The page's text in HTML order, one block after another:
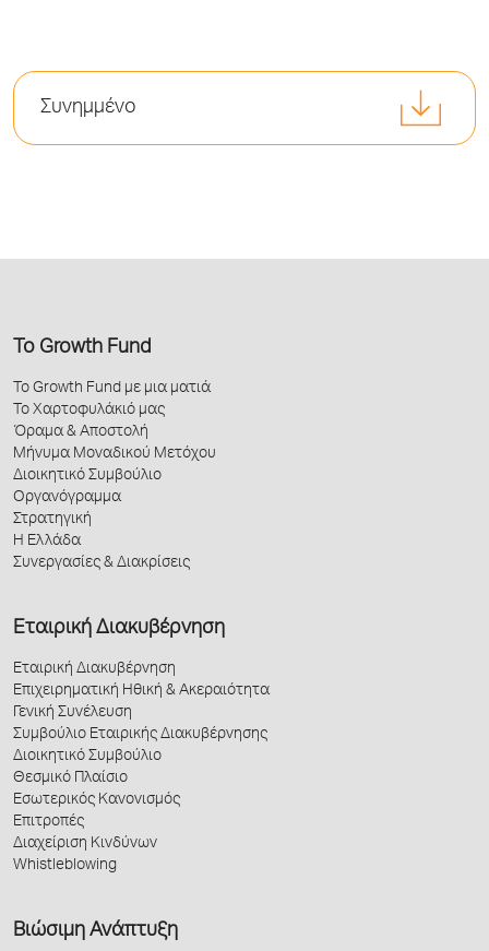
Συνημμένο
Το Growth Fund
Το Growth Fund με μια ματιά
Το Χαρτοφυλάκιό μας
Όραμα & Αποστολή
Μήνυμα Μοναδικού Μετόχου
Διοικητικό Συμβούλιο
Οργανόγραμμα
Στρατηγική
Η Ελλάδα
Συνεργασίες & Διακρίσεις
Εταιρική Διακυβέρνηση
Εταιρική Διακυβέρνηση
Επιχειρηματική Ηθική & Ακεραιότητα
Γενική Συνέλευση
Συμβούλιο Εταιρικής Διακυβέρνησης
Διοικητικό Συμβούλιο
Θεσμικό Πλαίσιο
Εσωτερικός Κανονισμός
Επιτροπές
Διαχείριση Κινδύνων
Whistleblowing
Βιώσιμη Ανάπτυξη